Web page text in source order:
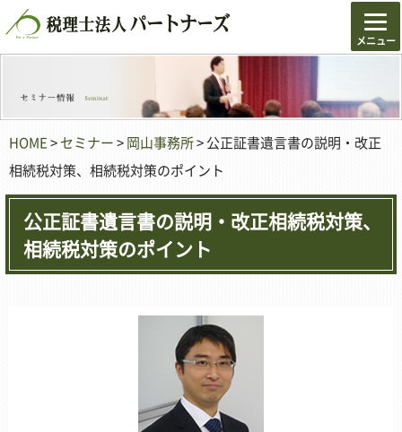
HOME>セミナー>岡山事務所> 公正証書遺言書の説明・改正
相続税対策、相続税対策のポイント
公正証書遺言書の説明・改正相続税対策、
相続税対策のポイント